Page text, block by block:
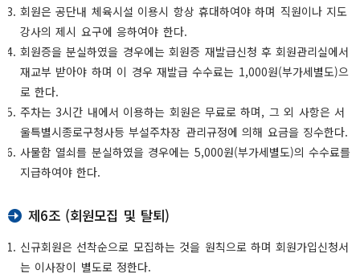
회원은 공단내 체육시설 이용시 항상 휴대하여야 하며 직원이나 지도
강사의 제시 요구에 응하여야 한다.
회원증을 분실하였을 경우에는 회원증 재발급신청 후 회원관리실에서
재교부 받아야 하며 이 경우 재발급 수수료는 1,000원(부가세별도)으
로 한다.
주차는 3시간 내에서 이용하는 회원은 무료로 하며, 그 외 사항은 서
울특별시종로구청사등 부설주차장 관리규정에 의해 요금을 징수한다.
사물함 열쇠를 분실하였을 경우에는 5,000원(부가세별도)의 수수료를
지급하여야 한다.
제6조 (회원모집 및 탈퇴)
신규회원은 선착순으로 모집하는 것을 원칙으로 하며 회원가입신청서
는 이사장이 별도로 정한다.